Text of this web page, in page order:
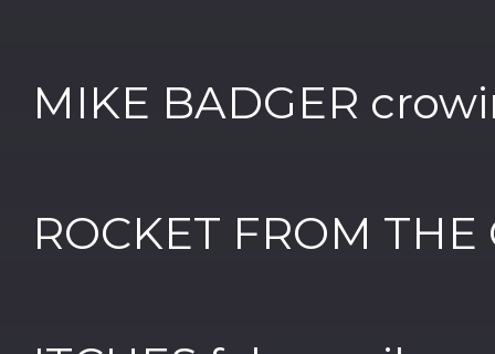
MIKE BADGER
ROCKET FROM